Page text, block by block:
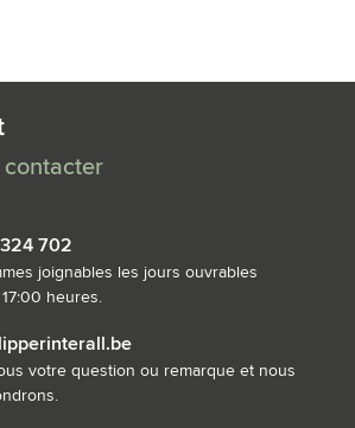
contacter
702
joignables les jours ouvrables
heures.
votre question ou remarque et nous